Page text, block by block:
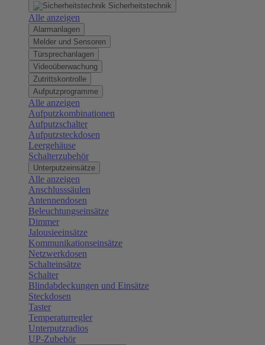
Sicherheitstechnik
Alle anzeigen
Alarmanlagen
Melder und Sensoren
Türsprechanlagen
Videoüberwachung
Zutrittskontrolle
Aufputzprogramme
Alle anzeigen
Aufputzkombinationen
Aufputzschalter
Aufputzsteckdosen
Leergehäuse
Schalterzubehör
Unterputzeinsätze
Alle anzeigen
Anschlusssäulen
Antennendosen
Beleuchtungseinsätze
Dimmer
Jalousieeinsätze
Kommunikationseinsätze
Netzwerkdosen
Schalteinsätze
Schalter
Blindabdeckungen und Einsätze
Steckdosen
Taster
Temperaturregler
Unterputzradios
UP-Zubehör